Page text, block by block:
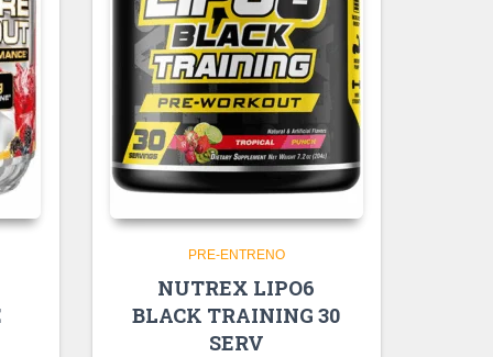
PRE-ENTRENO
NUTREX LIPO6
BLACK TRAINING 30
SERV